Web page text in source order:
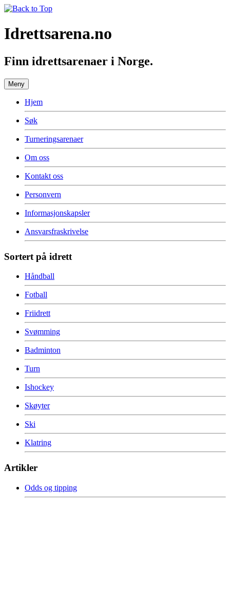
Idrettsarena.no
Finn idrettsarenaer i Norge.
Meny
Hjem
Søk
Turneringsarenaer
Om oss
Kontakt oss
Personvern
Informasjonskapsler
Ansvarsfraskrivelse
Sortert på idrett
Håndball
Fotball
Friidrett
Svømming
Badminton
Turn
Ishockey
Skøyter
Ski
Klatring
Artikler
Odds og tipping